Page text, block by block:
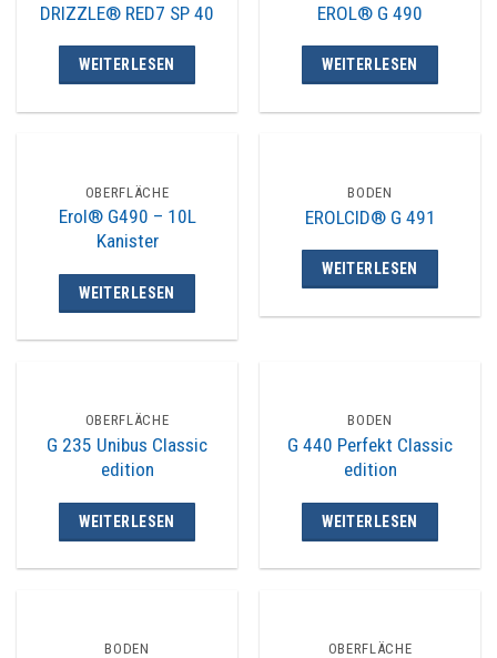
DRIZZLE® RED7 SP 40
WEITERLESEN
EROL® G 490
WEITERLESEN
OBERFLÄCHE
Erol® G490 – 10L
Kanister
WEITERLESEN
BODEN
EROLCID® G 491
WEITERLESEN
OBERFLÄCHE
G 235 Unibus Classic
edition
WEITERLESEN
BODEN
G 440 Perfekt Classic
edition
WEITERLESEN
BODEN OBERFLÄCHE